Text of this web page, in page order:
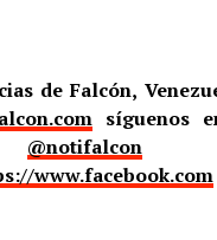
de Falcón,
síguenos
@notifalcony
www.facebook.com